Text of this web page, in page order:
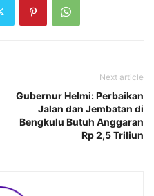
Next article
Gubernur Helmi: Perbaikan
Jalan dan Jembatan di
Bengkulu Butuh Anggaran
Rp 2,5 Triliun